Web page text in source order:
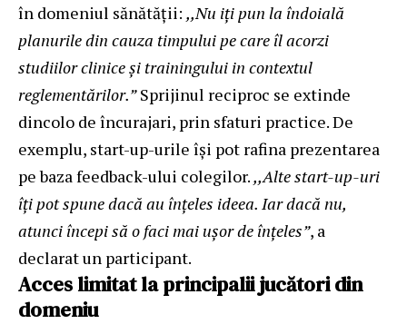
în domeniul sănătății: ,,Nu iți pun la îndoială
planurile din cauza timpului pe care îl acorzi
studiilor clinice și trainingului in contextul
reglementărilor.”Sprijinul reciproc se extinde
dincolo de încurajari, prin sfaturi practice. De
exemplu, start-up-urile își pot rafina prezentarea
pe baza feedback-ului colegilor.,,Alte start-up-uri
îți pot spune dacă au înțeles ideea. Iar dacă nu,
atunci începi să o faci mai ușor de înțeles”, a
declarat un participant.
Acces limitat la principalii jucători din
domeniu